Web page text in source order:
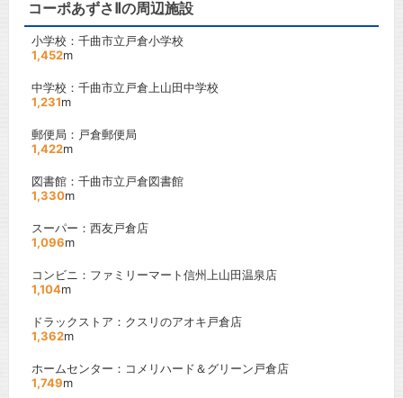
コーポあずさⅡの周辺施設
小学校：千曲市立戸倉小学校
1,452m
中学校：千曲市立戸倉上山田中学校
1,231m
郵便局：戸倉郵便局
1,422m
図書館：千曲市立戸倉図書館
1,330m
スーパー：西友戸倉店
1,096m
コンビニ：ファミリーマート信州上山田温泉店
1,104m
ドラックストア：クスリのアオキ戸倉店
1,362m
ホームセンター：コメリハード＆グリーン戸倉店
1,749m